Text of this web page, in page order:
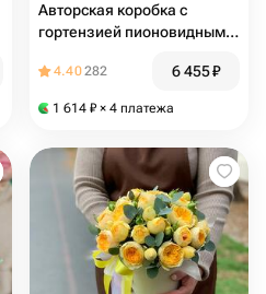
Авторская коробка с
гортензией пионовидными
диантусами с эвкалиптом
4.40282 6 455₽
1 614 ₽ × 4 платежа